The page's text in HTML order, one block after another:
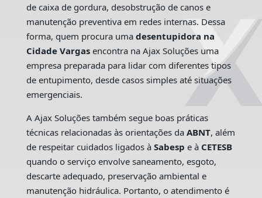
de caixa de gordura, desobstrução de canos e
manutenção preventiva em redes internas. Dessa
forma, quem procura uma desentupidora na
Cidade Vargasencontra na Ajax Soluções uma
empresa preparada para lidar com diferentes tipos
de entupimento, desde casos simples até situações
emergenciais.
A Ajax Soluções também segue boas práticas
técnicas relacionadas às orientações da ABNT, além
de respeitar cuidados ligados à Sabesp e à CETESB
quando o serviço envolve saneamento, esgoto,
descarte adequado, preservação ambiental e
manutenção hidráulica. Portanto, o atendimento é